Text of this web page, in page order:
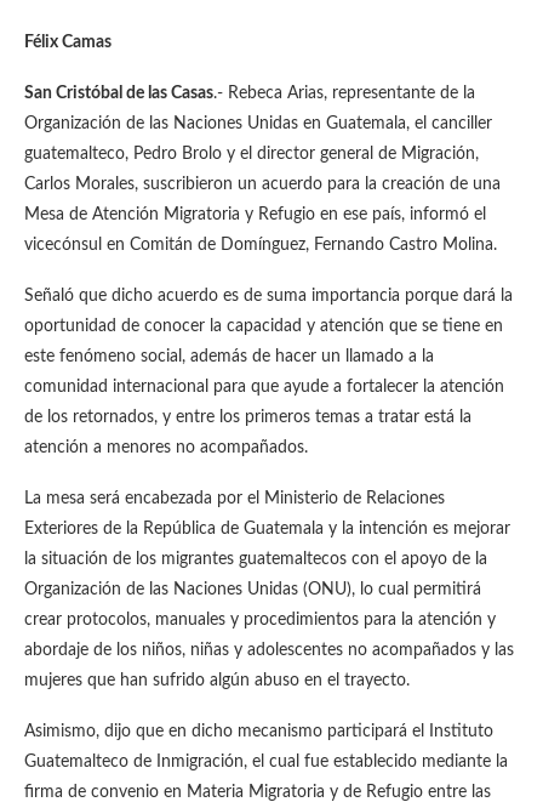
Félix Camas
San Cristóbal de las Casas.- Rebeca Arias, representante de la
Organización de las Naciones Unidas en Guatemala, el canciller
guatemalteco, Pedro Brolo y el director general de Migración,
Carlos Morales, suscribieron un acuerdo para la creación de una
Mesa de Atención Migratoria y Refugio en ese país, informó el
vicecónsul en Comitán de Domínguez, Fernando Castro Molina.
Señaló que dicho acuerdo es de suma importancia porque dará la
oportunidad de conocer la capacidad y atención que se tiene en
este fenómeno social, además de hacer un llamado a la
comunidad internacional para que ayude a fortalecer la atención
de los retornados, y entre los primeros temas a tratar está la
atención a menores no acompañados.
La mesa será encabezada por el Ministerio de Relaciones
Exteriores de la República de Guatemala y la intención es mejorar
la situación de los migrantes guatemaltecos con el apoyo de la
Organización de las Naciones Unidas (ONU), lo cual permitirá
crear protocolos, manuales y procedimientos para la atención y
abordaje de los niños, niñas y adolescentes no acompañados y las
mujeres que han sufrido algún abuso en el trayecto.
Asimismo, dijo que en dicho mecanismo participará el Instituto
Guatemalteco de Inmigración, el cual fue establecido mediante la
firma de convenio en Materia Migratoria y de Refugio entre las